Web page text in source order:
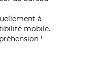
à
mobile.
!